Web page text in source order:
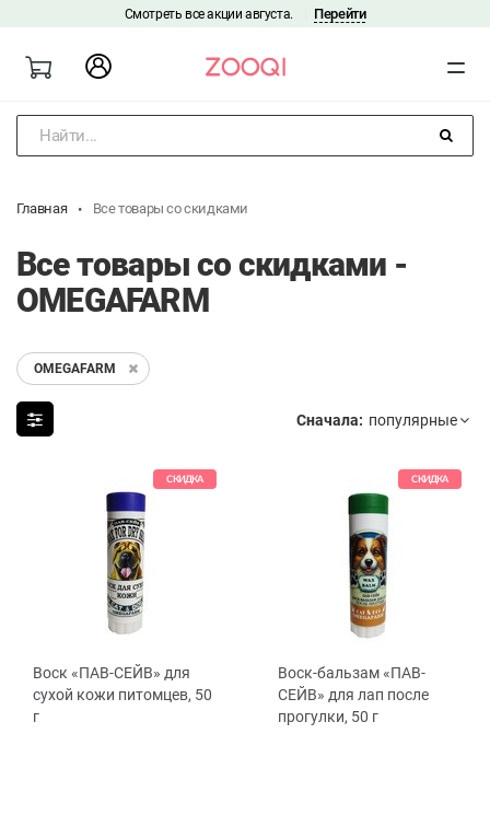
Смотреть все акции августа. Перейти
Найти...
Главная Все товары со скидками
Все товары со скидками -
OMEGAFARM
OMEGAFARM
Сначала:
СКИДКА
Воск «ПАВ-СЕЙВ» для
сухой кожи питомцев, 50
г
СКИДКА
Воск-бальзам «ПАВ-
СЕЙВ» для лап после
прогулки, 50 г